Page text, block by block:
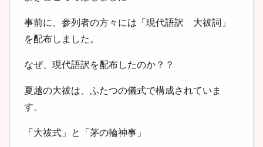
事前に、参列者の方々には「現代語訳 大祓詞」
を配布しました。
なぜ、現代語訳を配布したのか？？
夏越の大祓は、ふたつの儀式で構成されていま
す。
「大祓式」と「茅の輪神事」